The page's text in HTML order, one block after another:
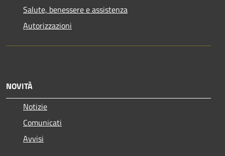
Salute, benessere e assistenza
Autorizzazioni
NOVITÀ
Notizie
Comunicati
Avvisi